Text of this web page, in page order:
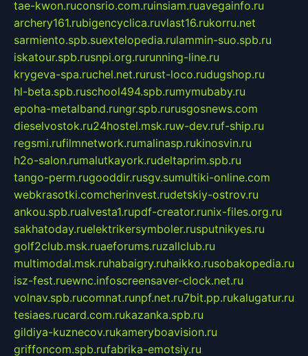
tae-kwon.ruconsrio.com.ruinsiam.ruavegainfo.ru
archery161.rubigencyclica.ruvlast16.rukorru.net
sarmiento.spb.suextelopedia.rulammin-suo.spb.ru
iskatour.spb.rusnpi.org.rurunning-line.ru
krygeva-spa.ruchel.net.rurust-loco.rudugshop.ru
hl-beta.spb.ruschool494.spb.rumymubaby.ru
epoha-metalband.rungr.spb.rurusgosnews.com
dieselvostok.ru24hostel.msk.ruw-dev.ruf-ship.ru
regsmi.rufilmnetwork.rumalinasp.rukinosvin.ru
h2o-salon.rumalutkayork.rudeltaprim.spb.ru
tango-perm.rugooddir.rusgv.sumultiki-online.com
webkrasotki.comcherinvest.rudetskiy-ostrov.ru
ankou.spb.rualvesta1.rupdf-creator.runix-files.org.ru
sakhatoday.ruelektrikersymboler.rusputnikyes.ru
golf2club.msk.ruaeforums.ruzallclub.ru
multimodal.msk.ruhabaigry.ruhaikko.rusobakopedia.ru
isz-fest.ruewnc.infoscreensaver-clock.net.ru
volnav.spb.rucomnat.runpf.net.ru7bit.pp.rukalugatur.ru
tesiaes.rucard.com.rukazanka.spb.ru
gildiya-kuznecov.rukameryboavision.ru
griffoncom.spb.rufabrika-emotsiy.ru